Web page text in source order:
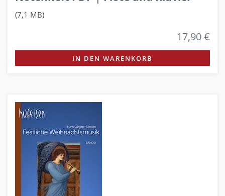
(7,1 MB)
17,90 €
IN DEN WARENKORB